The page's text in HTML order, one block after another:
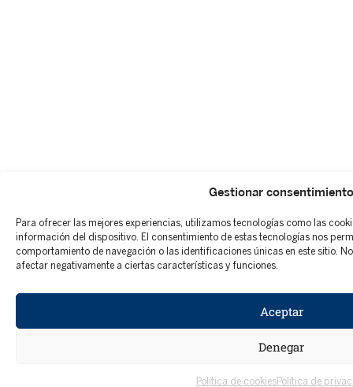
Gestionar consentimiento
Para ofrecer las mejores experiencias, utilizamos tecnologías como las
información del dispositivo. El consentimiento de estas tecnologías nos
comportamiento de navegación o las identificaciones únicas en este sitio.
afectar negativamente a ciertas características y funciones.
Aceptar
Denegar
Política de cookiesPolítica de